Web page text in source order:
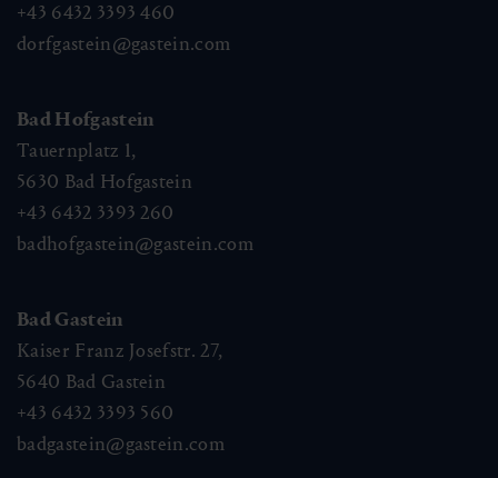
+43 6432 3393 460
dorfgastein@gastein.com
Bad Hofgastein
Tauernplatz 1,
5630 Bad Hofgastein
+43 6432 3393 260
badhofgastein@gastein.com
Bad Gastein
Kaiser Franz Josefstr. 27,
5640 Bad Gastein
+43 6432 3393 560
badgastein@gastein.com